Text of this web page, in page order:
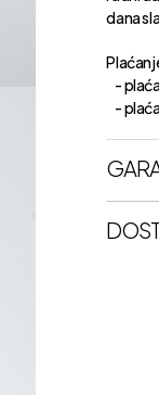
dana
-
-